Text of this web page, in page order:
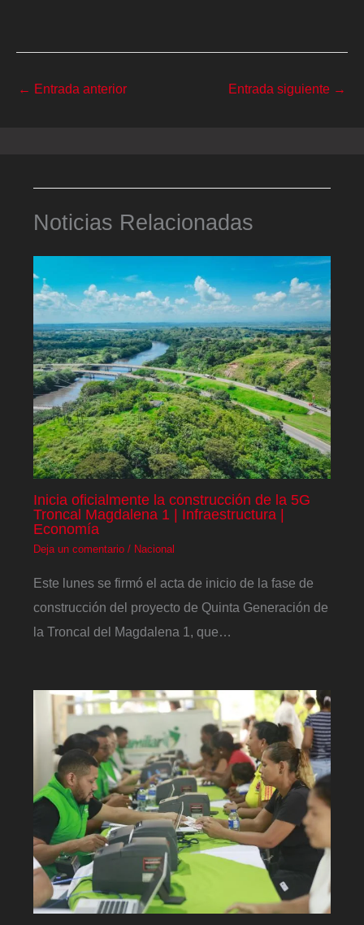
← Entrada anterior Entrada siguiente →
Noticias Relacionadas
Inicia oficialmente la construcción de la 5G
Troncal Magdalena 1 | Infraestructura |
Economía
Deja un comentario / Nacional
Este lunes se firmó el acta de inicio de la fase de
construcción del proyecto de Quinta Generación de
la Troncal del Magdalena 1, que…